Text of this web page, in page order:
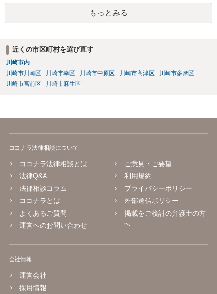
もっとみる
近くの市区町村を選び直す
川崎市内
川崎市川崎区
川崎市幸区 川崎市中原区 川崎市高津区
川崎市多摩区
川崎市宮前区
川崎市麻生区
ココナラ法律相談について
ココナラ法律相談とは
法律Q&A
法律相談コラム
ココナラとは
よくあるご質問
運営へのお問い合わせ
ご意見・ご要望
利用規約
プライバシーポリシー
外部送信ポリシー
掲載をご検討の弁護士の方
へ
会社情報
運営会社
採用情報